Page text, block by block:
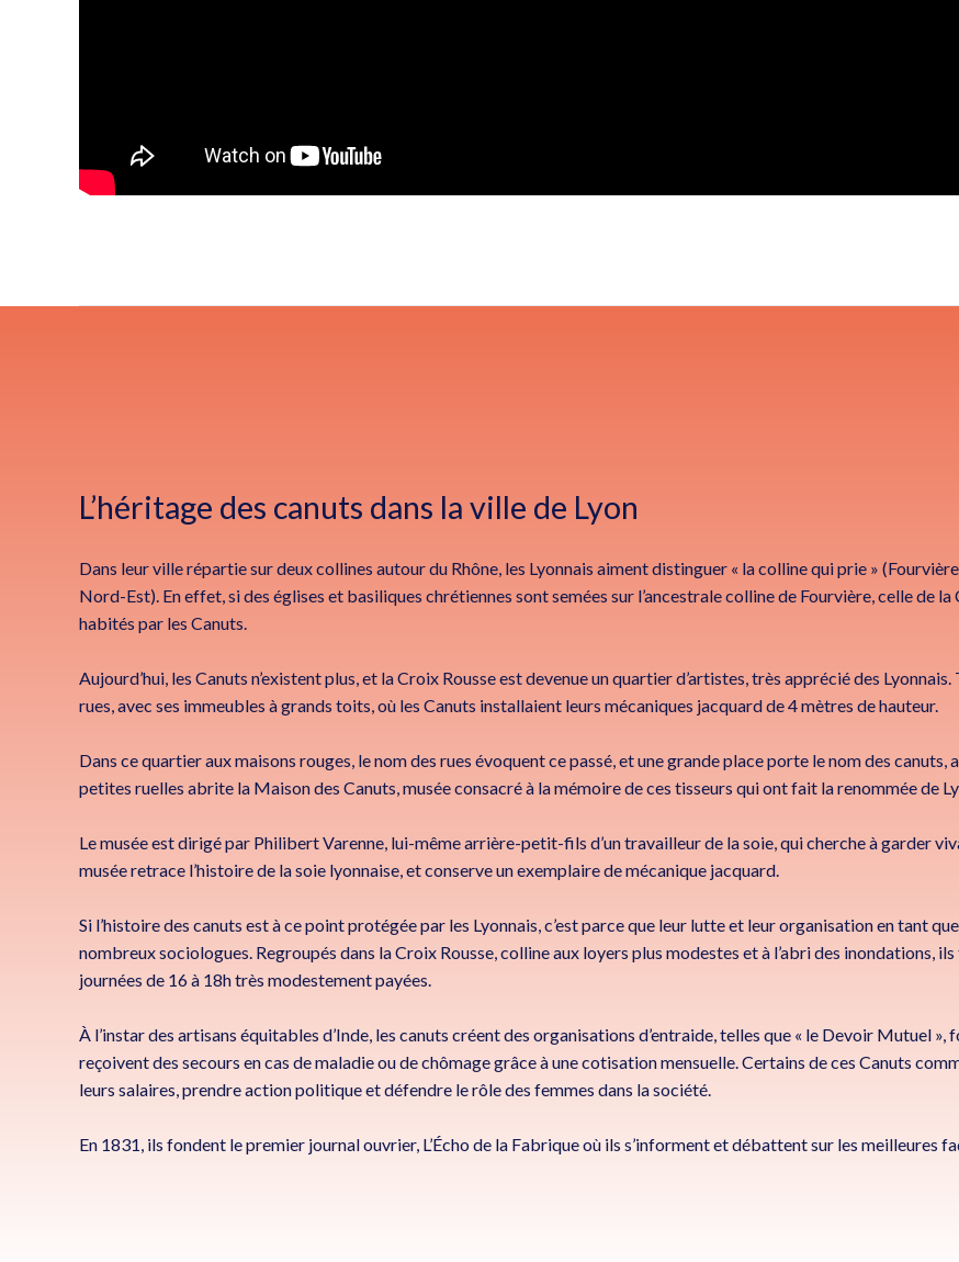
L’héritage des canuts dans la ville de Lyon
Dans leur ville répartie sur deux collines autour du Rhône, les Lyonnais aiment distinguer « la colline qui prie »
Nord-Est). En effet, si des églises et basiliques chrétiennes sont semées sur l’ancestrale colline de Fourvière, celle de
habités par les Canuts.
Aujourd’hui, les Canuts n’existent plus, et la Croix Rousse est devenue un quartier d’artistes, très apprécié des
rues, avec ses immeubles à grands toits, où les Canuts installaient leurs mécaniques jacquard de 4 mètres de hauteur.
Dans ce quartier aux maisons rouges, le nom des rues évoquent ce passé, et une grande place porte le nom des canuts,
petites ruelles abrite la Maison des Canuts, musée consacré à la mémoire de ces tisseurs qui ont fait la renommée de
Le musée est dirigé par Philibert Varenne, lui-même arrière-petit-fils d’un travailleur de la soie, qui cherche à garder
musée retrace l’histoire de la soie lyonnaise, et conserve un exemplaire de mécanique jacquard.
Si l’histoire des canuts est à ce point protégée par les Lyonnais, c’est parce que leur lutte et leur organisation en tant
nombreux sociologues. Regroupés dans la Croix Rousse, colline aux loyers plus modestes et à l’abri des inondations,
journées de 16 à 18h très modestement payées.
À l’instar des artisans équitables d’Inde, les canuts créent des organisations d’entraide, telles que « le Devoir Mutuel
reçoivent des secours en cas de maladie ou de chômage grâce à une cotisation mensuelle. Certains de ces Canuts
leurs salaires, prendre action politique et défendre le rôle des femmes dans la société.
En 1831, ils fondent le premier journal ouvrier, L’Écho de la Fabrique où ils s’informent et débattent sur les meilleures